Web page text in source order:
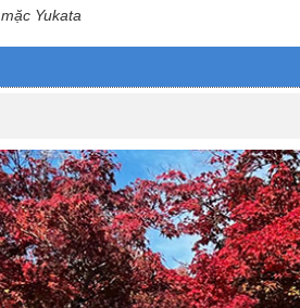
, mặc Yukata